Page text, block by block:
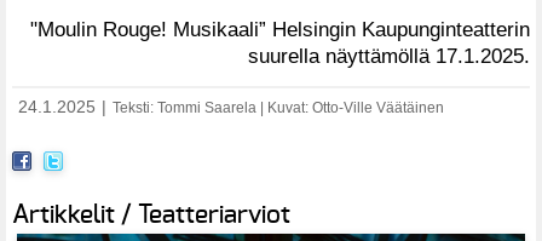
"Moulin Rouge! Musikaali” Helsingin Kaupunginteatterin
suurella näyttämöllä 17.1.2025.
24.1.2025 Teksti: Tommi Saarela | Kuvat: Otto-Ville Väätäinen
Artikkelit / Teatteriarviot